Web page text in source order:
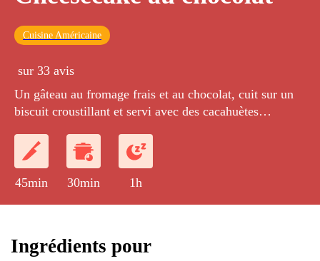
Cuisine Américaine
sur 33 avis
Un gâteau au fromage frais et au chocolat, cuit sur un
biscuit croustillant et servi avec des cacahuètes
45min 30min 1h
Ingrédients pour